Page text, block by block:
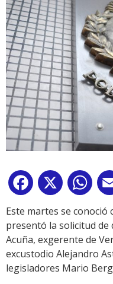
Facebook
X
Este martes se conoció
presentó la solicitud de
Acuña, exgerente de
excustodio Alejandro
legisladores Mario